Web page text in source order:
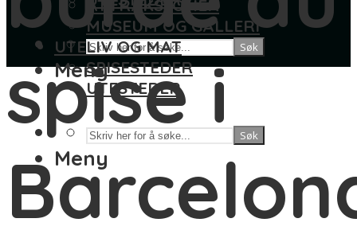
Søk
Meny
ATTRAKSJONER
MUSEUM OG GALLERI
UTELIV OG MAT
SPISESTEDER
UTESTEDER
Søk
Meny
spise i